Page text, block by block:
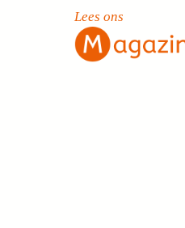
Lees ons